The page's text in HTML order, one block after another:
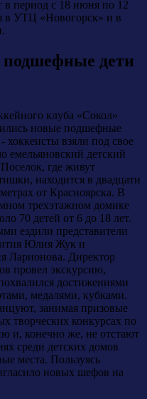
в период с 18 июня по 12
в УТЦ «Новогорск» и в
дети
клуба «Сокол»
новые подшефные
хоккеисты взяли под свое
емельяновский детский
где живут
находится в двадцати
от Красноярска. В
трехэтажном домике
70 детей от 6 до 18 лет.
ездили представители
Юлия Жук и
Ларионова. Директор
провел экскурсию,
достижениями
медалями, кубками.
занимая призовые
творческих конкурсах по
и, конечно же, не отстают
среди детских домов
места. Пользуясь
новых шефов на